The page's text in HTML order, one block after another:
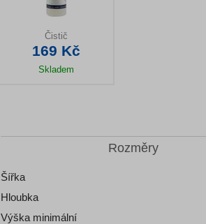
Čistič
169 Kč
Skladem
Rozměry
Šířka
Hloubka
Výška minimální